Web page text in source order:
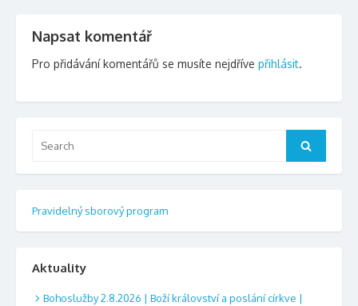
Napsat komentář
Pro přidávání komentářů se musíte nejdříve přihlásit.
Search
Pravidelný sborový program
Aktuality
Bohoslužby 2.8.2026 | Boží království a poslání církve |